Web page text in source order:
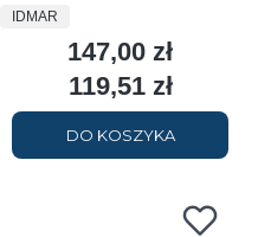
FAF2250 1.6MPa
PRODUCENT
IDMAR
Cena
147,00 zł
Cena
119,51 zł
DO KOSZYKA